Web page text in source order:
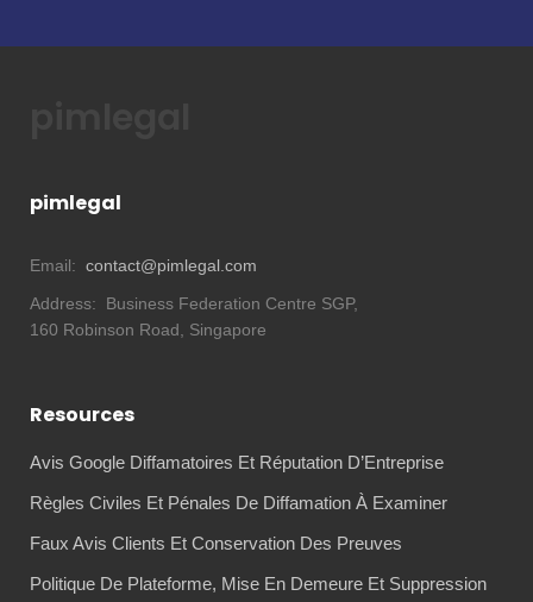
pimlegal
Email: contact@pimlegal.com
Address:
Business Federation Centre SGP,
160 Robinson Road, Singapore
Resources
Avis Google Diffamatoires Et Réputation D’Entreprise
Règles Civiles Et Pénales De Diffamation À Examiner
Faux Avis Clients Et Conservation Des Preuves
Politique De Plateforme, Mise En Demeure Et Suppression